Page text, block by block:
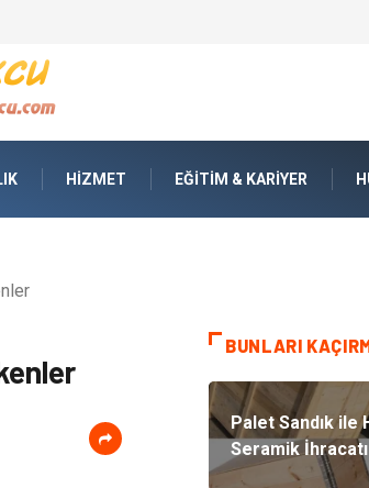
HIZMET EĞITIM & KARIYER
BUNLARI
Palet Sandık ile
Seramik İhracatı